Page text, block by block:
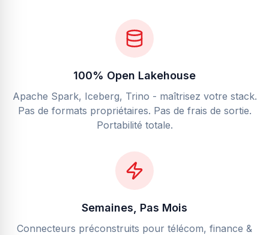
100% Open Lakehouse
Apache Spark, Iceberg, Trino - maîtrisez votre stack.
Pas de formats propriétaires. Pas de frais de sortie.
Portabilité totale.
Semaines, Pas Mois
Connecteurs préconstruits pour télécom, finance &